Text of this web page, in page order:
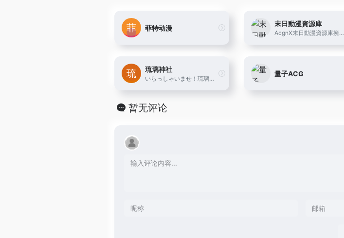
菲特动漫
末日動漫資源庫
AcgnX末日動漫資源庫擁有華語...
琉璃神社
いらっしゃいませ！琉璃神社是一个分享ACG动漫同人作品的有爱社团,在这里你能找到很多欢乐。
量子ACG
暂无评论